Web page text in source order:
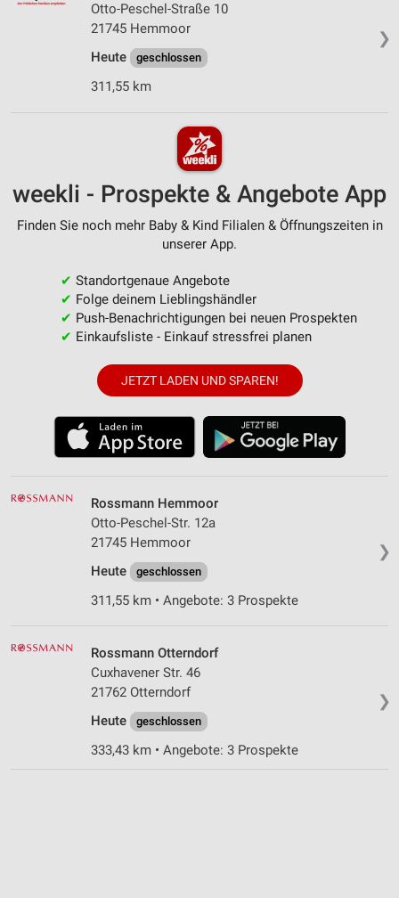
❯
Otto-Peschel-Straße 10
21745 Hemmoor
Heute
geschlossen
311,55 km
weekli - Prospekte & Angebote App
Finden Sie noch mehr Baby & Kind Filialen & Öffnungszeiten in
unserer App.
✔ Standortgenaue Angebote
✔ Folge deinem Lieblingshändler
✔ Push-Benachrichtigungen bei neuen Prospekten
✔ Einkaufsliste - Einkauf stressfrei planen
JETZT LADEN UND SPAREN!
❯
Rossmann Hemmoor
Otto-Peschel-Str. 12a
21745 Hemmoor
Heute
geschlossen
311,55 km • Angebote: 3 Prospekte
❯
Rossmann Otterndorf
Cuxhavener Str. 46
21762 Otterndorf
Heute
geschlossen
333,43 km • Angebote: 3 Prospekte